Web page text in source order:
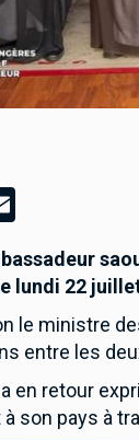
Email
lundi 22
le ministre
entre les
en retour
son pays à